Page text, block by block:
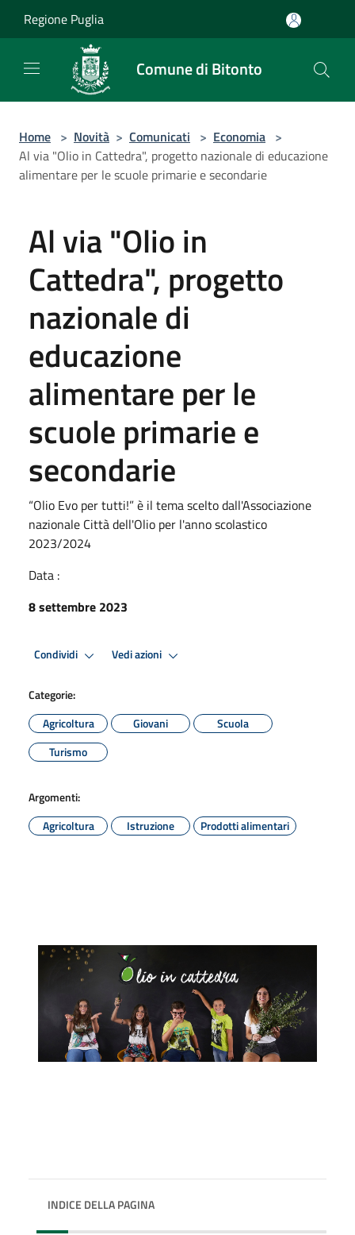
Regione Puglia
Comune di Bitonto
Home > Novità > Comunicati > Economia >
Al via "Olio in Cattedra", progetto nazionale di educazione
alimentare per le scuole primarie e secondarie
Al via "Olio in
Cattedra", progetto
nazionale di
educazione
alimentare per le
scuole primarie e
secondarie
“Olio Evo per tutti!” è il tema scelto dall'Associazione
nazionale Città dell'Olio per l'anno scolastico
2023/2024
Data :
8 settembre 2023
Condividi Vedi azioni
Categorie:
Agricoltura
Giovani
Scuola
Turismo
Argomenti:
Agricoltura
Istruzione Prodotti alimentari
INDICE DELLA PAGINA